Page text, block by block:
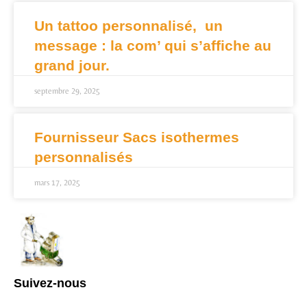
Un tattoo personnalisé, un
message : la com’ qui s’affiche au
grand jour.
septembre 29, 2025
Fournisseur Sacs isothermes
personnalisés
mars 17, 2025
Suivez-nous